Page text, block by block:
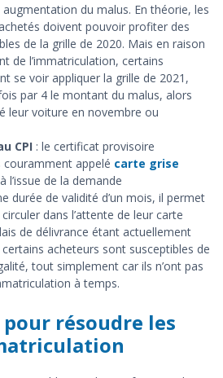
du malus. En théorie, les
doivent pouvoir profiter des
de la grille de 2020. Mais en raison
de l’immatriculation, certains
se voir appliquer la grille de 2021,
par 4 le montant du malus, alors
leur voiture en novembre ou
CPI : le certificat provisoire
couramment appelé carte grise
l’issue de la demande
durée de validité d’un mois, il permet
dans l’attente de leur carte
de délivrance étant actuellement
acheteurs sont susceptibles de
tout simplement car ils n’ont pas
à temps.
résoudre les